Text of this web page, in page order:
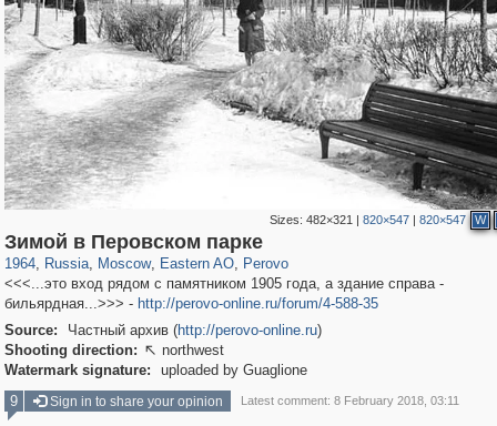
Sizes: 482×321 | 820×547| 820×547 W
Зимой в Перовском парке
1964, Russia
1,406,012 29,243
, Moscow
319,724 8,286
, Eastern AO
20,923 306
, Perovo
789 15
<<<...это вход рядом с памятником 1905 года, а здание справа -
бильярдная...>>> - http://perovo-online.ru/forum/4-588-35
Source:
Частный архив (http://perovo-online.ru)
Shooting direction:  northwest
Watermark signature:
uploaded by Guaglione
9
Sign in to share your opinion Latest comment: 8 February 2018, 03:11